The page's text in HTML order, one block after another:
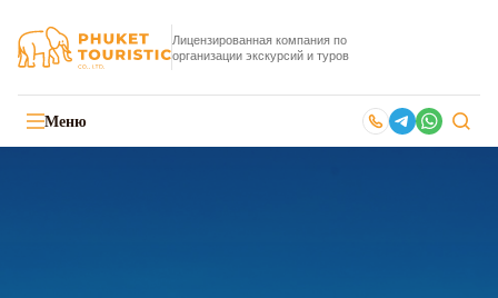
Лицензированная компания по
организации экскурсий и туров
Меню